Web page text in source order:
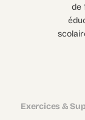
de
Exercices &